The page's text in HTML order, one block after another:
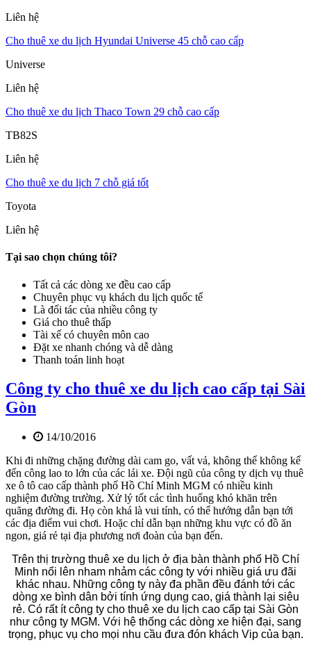
Liên hệ
Cho thuê xe du lịch Hyundai Universe 45 chỗ cao cấp
Universe
Liên hệ
Cho thuê xe du lịch Thaco Town 29 chỗ cao cấp
TB82S
Liên hệ
Cho thuê xe du lịch 7 chỗ giá tốt
Toyota
Liên hệ
Tại sao chọn chúng tôi?
Tất cả các dòng xe đều cao cấp
Chuyên phục vụ khách du lịch quốc tế
Là đối tác của nhiều công ty
Giá cho thuê thấp
Tài xế có chuyên môn cao
Đặt xe nhanh chóng và dễ dàng
Thanh toán linh hoạt
Công ty cho thuê xe du lịch cao cấp tại Sài
Gòn
14/10/2016
Khi đi những chặng đường dài cam go, vất vả, không thể không kể
đến công lao to lớn của các lái xe. Đội ngũ của công ty dịch vụ thuê
xe ô tô cao cấp thành phố Hồ Chí Minh MGM có nhiều kinh
nghiệm đường trường. Xử lý tốt các tình huống khó khăn trên
quãng đường đi. Họ còn khá là vui tính, có thể hướng dẫn bạn tới
các địa điểm vui chơi. Hoặc chỉ dẫn bạn những khu vực có đồ ăn
ngon, giá rẻ tại địa phương nơi đoàn của bạn đến.
Trên thị trường thuê xe du lịch ở địa bàn thành phố Hồ Chí
Minh nổi lên nham nhảm các công ty với nhiều giá ưu đãi
khác nhau. Những công ty này đa phần đều đánh tới các
dòng xe bình dân bởi tính ứng dụng cao, giá thành lại siêu
rẻ. Có rất ít công ty cho thuê xe du lịch cao cấp tại Sài Gòn
như công ty MGM. Với hệ thống các dòng xe hiện đại, sang
trọng, phục vụ cho mọi nhu cầu đưa đón khách Vip của bạn.